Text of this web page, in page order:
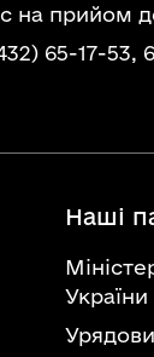
на прийом
65-17-53,
Наші
України